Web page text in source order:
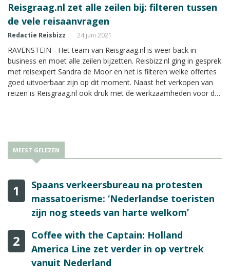
Reisgraag.nl zet alle zeilen bij: filteren tussen
de vele reisaanvragen
Redactie Reisbizz 24 juni 2021
RAVENSTEIN - Het team van Reisgraag.nl is weer back in
business en moet alle zeilen bijzetten. Reisbizz.nl ging in gesprek
met reisexpert Sandra de Moor en het is filteren welke offertes
goed uitvoerbaar zijn op dit moment. Naast het verkopen van
reizen is Reisgraag.nl ook druk met de werkzaamheden voor de
MEEST GELEZEN
1
Spaans verkeersbureau na protesten
massatoerisme: ‘Nederlandse toeristen
zijn nog steeds van harte welkom’
2
Coffee with the Captain: Holland
America Line zet verder in op vertrek
vanuit Nederland